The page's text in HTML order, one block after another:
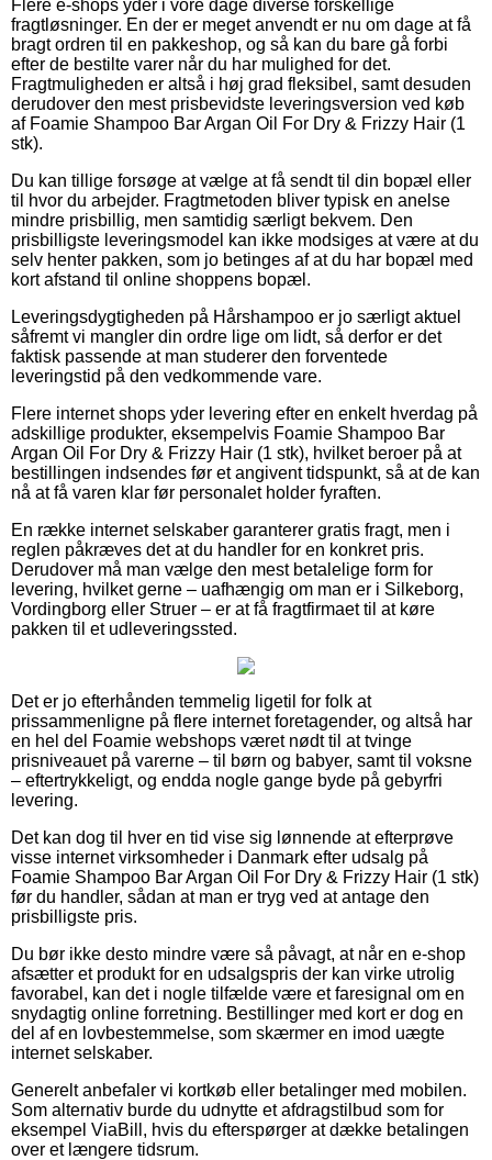
Flere e-shops yder i vore dage diverse forskellige
fragtløsninger. En der er meget anvendt er nu om dage at få
bragt ordren til en pakkeshop, og så kan du bare gå forbi
efter de bestilte varer når du har mulighed for det.
Fragtmuligheden er altså i høj grad fleksibel, samt desuden
derudover den mest prisbevidste leveringsversion ved køb
af Foamie Shampoo Bar Argan Oil For Dry & Frizzy Hair (1
stk).
Du kan tillige forsøge at vælge at få sendt til din bopæl eller
til hvor du arbejder. Fragtmetoden bliver typisk en anelse
mindre prisbillig, men samtidig særligt bekvem. Den
prisbilligste leveringsmodel kan ikke modsiges at være at du
selv henter pakken, som jo betinges af at du har bopæl med
kort afstand til online shoppens bopæl.
Leveringsdygtigheden på Hårshampoo er jo særligt aktuel
såfremt vi mangler din ordre lige om lidt, så derfor er det
faktisk passende at man studerer den forventede
leveringstid på den vedkommende vare.
Flere internet shops yder levering efter en enkelt hverdag på
adskillige produkter, eksempelvis Foamie Shampoo Bar
Argan Oil For Dry & Frizzy Hair (1 stk), hvilket beroer på at
bestillingen indsendes før et angivent tidspunkt, så at de kan
nå at få varen klar før personalet holder fyraften.
En række internet selskaber garanterer gratis fragt, men i
reglen påkræves det at du handler for en konkret pris.
Derudover må man vælge den mest betalelige form for
levering, hvilket gerne – uafhængig om man er i Silkeborg,
Vordingborg eller Struer – er at få fragtfirmaet til at køre
pakken til et udleveringssted.
Det er jo efterhånden temmelig ligetil for folk at
prissammenligne på flere internet foretagender, og altså har
en hel del Foamie webshops været nødt til at tvinge
prisniveauet på varerne – til børn og babyer, samt til voksne
– eftertrykkeligt, og endda nogle gange byde på gebyrfri
levering.
Det kan dog til hver en tid vise sig lønnende at efterprøve
visse internet virksomheder i Danmark efter udsalg på
Foamie Shampoo Bar Argan Oil For Dry & Frizzy Hair (1 stk)
før du handler, sådan at man er tryg ved at antage den
prisbilligste pris.
Du bør ikke desto mindre være så påvagt, at når en e-shop
afsætter et produkt for en udsalgspris der kan virke utrolig
favorabel, kan det i nogle tilfælde være et faresignal om en
snydagtig online forretning. Bestillinger med kort er dog en
del af en lovbestemmelse, som skærmer en imod uægte
internet selskaber.
Generelt anbefaler vi kortkøb eller betalinger med mobilen.
Som alternativ burde du udnytte et afdragstilbud som for
eksempel ViaBill, hvis du efterspørger at dække betalingen
over et længere tidsrum.